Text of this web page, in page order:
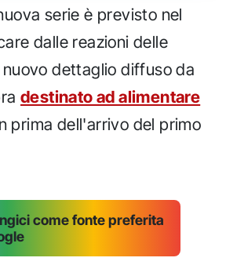
serie è previsto nel
dalle reazioni delle
dettaglio diffuso da
destinato ad alimentare
prima dell'arrivo del primo
come fonte preferita